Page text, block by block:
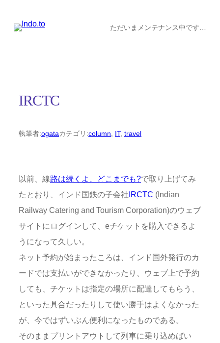
ただいまメンテナンス中です…
IRCTC
執筆者:ogataカテゴリ:column, IT, travel
以前、線路は続くよ、どこまでも?で取り上げてみ
たとおり、インド国鉄の子会社IRCTC (Indian
Railway Catering and Tourism Corporation)のウェブ
サイトにログインして、eチケットを購入できるよ
うになって久しい。
ネット予約が始まったころは、インド国外発行のカ
ードでは支払いができなかったり、ウェブ上で予約
しても、チケットは指定の場所に配達してもらう、
といった具合だったりして使い勝手はよくなかった
が、今ではずいぶん便利になったものである。
そのままプリントアウトして列車に乗り込めばい